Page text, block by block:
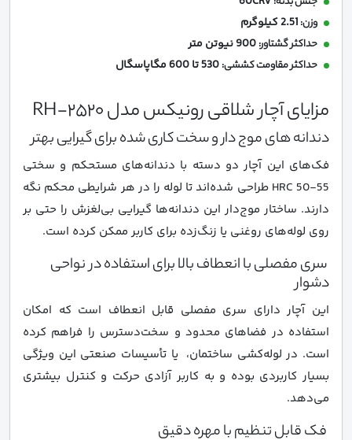
وزن:
حداکثر گشتاور:
حداکثر مقاومت کششی:
مزایای آچار شلاقی رونیکس مدل RH-2520
دندانه های موج دار و سخت کاری شده برای گیرایی بهتر
فک‌های این آچار دو دسته با دندانه‌های مستحکم و سختی
HRC 50-55 طراحی شده‌اند تا لوله را در هر شرایطی محکم نگه
دارند. ساختار موج‌دار این دندانه‌ها گیرایی بی‌لغزش را حتی بر
روی لوله‌های روغنی یا زنگ‌زده برای کاربر ممکن کرده است.
سری مفصلی با انعطاف بالا برای استفاده در نواحی
دشوار
این آچار دارای سری مفصلی قابل انعطاف است که امکان
استفاده در فضاهای محدود و سخت‌دسترس را فراهم کرده
است. در لوله‌کشی ساختمان، یا تأسیسات صنعتی این ویژگی
بسیار کاربردی بوده و به کاربر آزادی حرکت و کنترل بیشتری
می‌دهد.
فک قابل تنظیم با مهره دقیق